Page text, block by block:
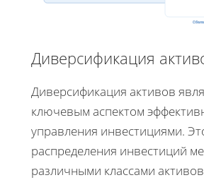
Диверсификация
Диверсификация активов
ключевым аспектом
управления инвестициями.
распределения инвестиций
различными классами